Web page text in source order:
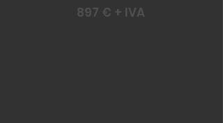
897 € + IVA